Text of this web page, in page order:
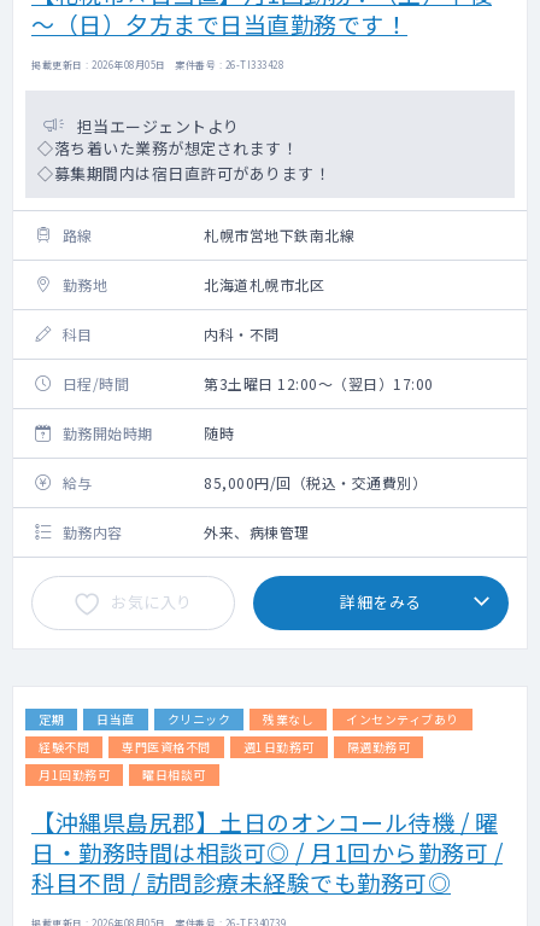
～（日）夕方まで日当直勤務です！
掲載更新日 : 2026年08月05日 案件番号 : 26-TI333428
担当エージェントより
◇落ち着いた業務が想定されます！
◇募集期間内は宿日直許可があります！
路線 札幌市営地下鉄南北線
勤務地 北海道札幌市北区
科目 内科・不問
日程/時間 第3土曜日 12:00～（翌日）17:00
勤務開始時期 随時
給与 85,000円/回（税込・交通費別）
勤務内容 外来、病棟管理
お気に入り 詳細をみる
定期 日当直 クリニック 残業なし
インセンティブあり
経験不問
専門医資格不問 週1日勤務可
隔週勤務可
月1回勤務可
曜日相談可
【沖縄県島尻郡】土日のオンコール待機 / 曜
日・勤務時間は相談可◎ / 月1回から勤務可 /
科目不問 / 訪問診療未経験でも勤務可◎
掲載更新日 : 2026年08月05日 案件番号 : 26-TF340739